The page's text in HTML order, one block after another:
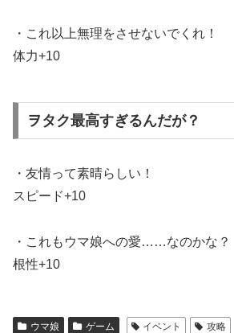
・これ以上無理をさせないでくれ！
体力+10
ヲタク最高すぎるんだが？
・友情って素晴らしい！
スピード+10
・これもウマ娘への愛……なのかな？
根性+10
ウマ娘 ゲーム イベント 攻略